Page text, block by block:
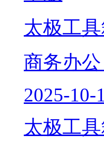
太极工
商务办
2025-10-
太极工